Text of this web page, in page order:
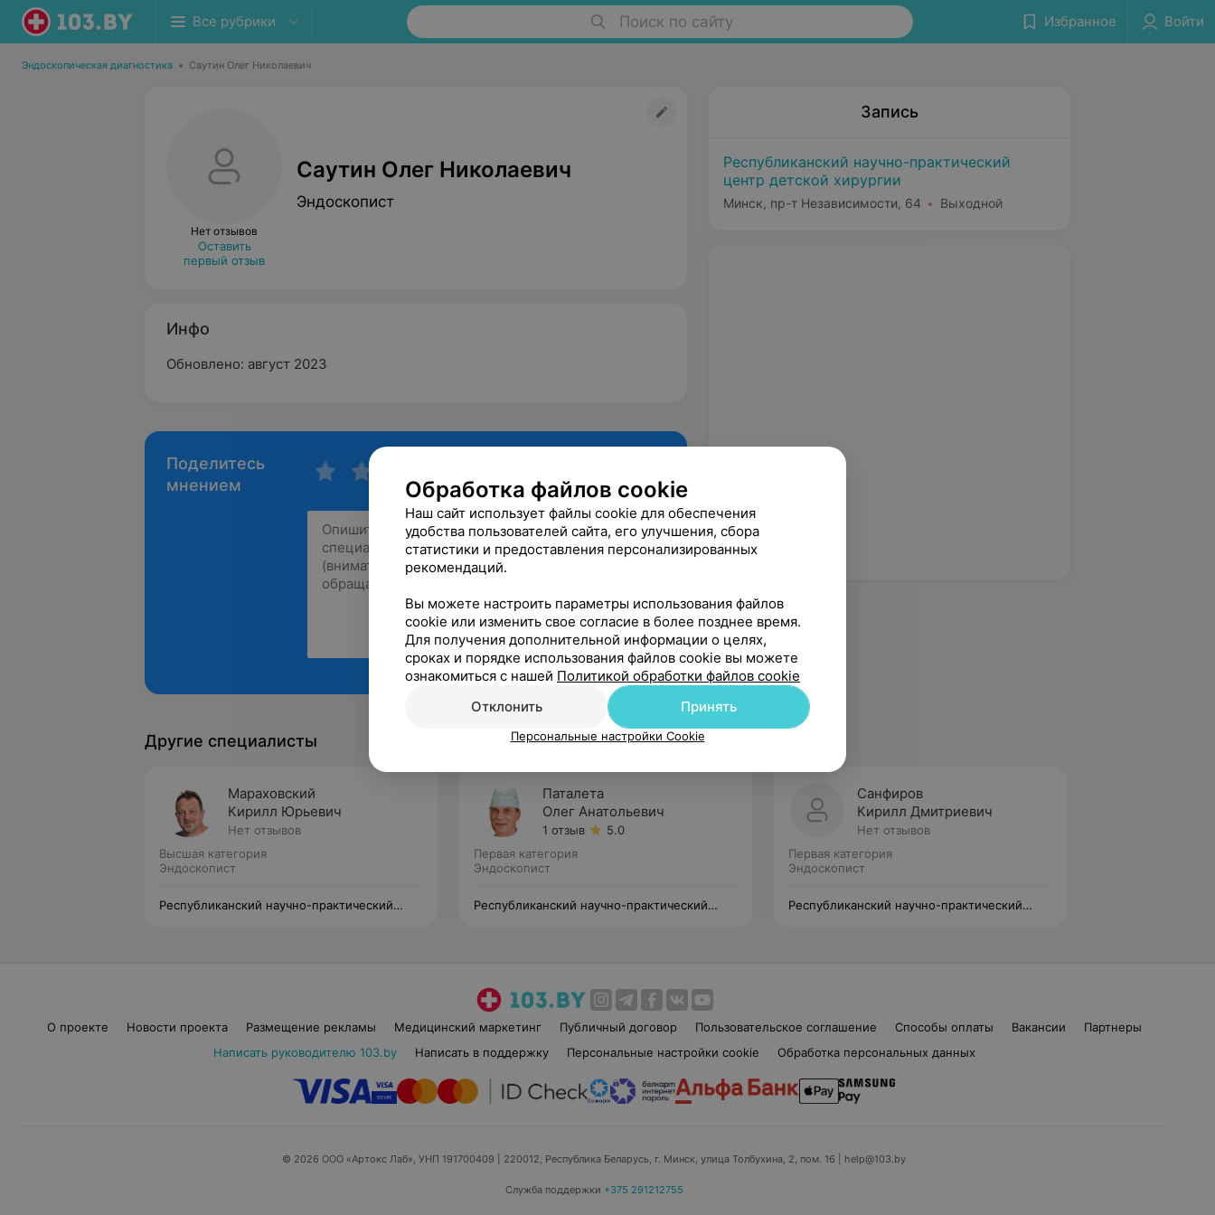
Все рубрики Поиск по сайту Избранное Войти
Эндоскопическая диагностика • Саутин Олег Николаевич
Нет отзывов
Оставить
первый отзыв
Саутин Олег Николаевич
Эндоскопист
Инфо
Обновлено: август 2023
Поделитесь
мнением
Рекомендую
Запись
Республиканский научно-практический
центр детской хирургии
Минск, пр-т Независимости, 64 Выходной
Другие специалисты
Мараховский
Кирилл Юрьевич
Нет отзывов
Высшая категория
Эндоскопист
Республиканский научно-практический
Паталета
Олег Анатольевич
1 отзыв
5.0
Первая категория
Эндоскопист
Республиканский научно-практический
Санфиров
Кирилл Дмитриевич
Нет отзывов
Первая категория
Эндоскопист
Республиканский научно-практический
О проекте Новости проекта Размещение рекламы Медицинский маркетинг Публичный договор Пользовательское соглашение Способы оплаты Вакансии
Партнеры
Написать руководителю 103.by
Написать в поддержку Персональные настройки cookie Обработка персональных данных
© 2026 ООО «Артокс Лаб», УНП 191700409 | 220012, Республика Беларусь, г. Минск, улица Толбухина, 2, пом. 16 | help@103.by
Служба поддержки +375 291212755
Обработка файлов cookie
Наш сайт использует файлы cookie для обеспечения
удобства пользователей сайта, его улучшения, сбора
статистики и предоставления персонализированных
рекомендаций.
Вы можете настроить параметры использования файлов
cookie или изменить свое согласие в более позднее время.
Для получения дополнительной информации о целях,
сроках и порядке использования файлов cookie вы можете
ознакомиться с нашей Политикой обработки файлов cookie
Отклонить
Принять
Персональные настройки Cookie